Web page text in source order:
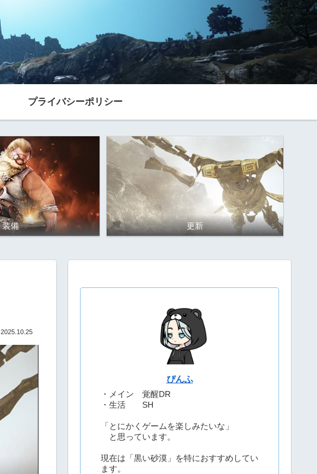
プライバシーポリシー
装備 更新
2025.10.25
ぴんふ
・メイン 覚醒DR
・生活 SH
「とにかくゲームを楽しみたいな」
と思っています。
現在は「黒い砂漠」を特におすすめしてい
ます。